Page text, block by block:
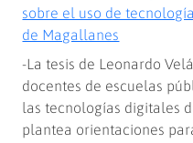
sobre el uso de
de Magallanes
-La tesis de Leonardo
docentes de escuelas
las tecnologías digitales
plantea orientaciones